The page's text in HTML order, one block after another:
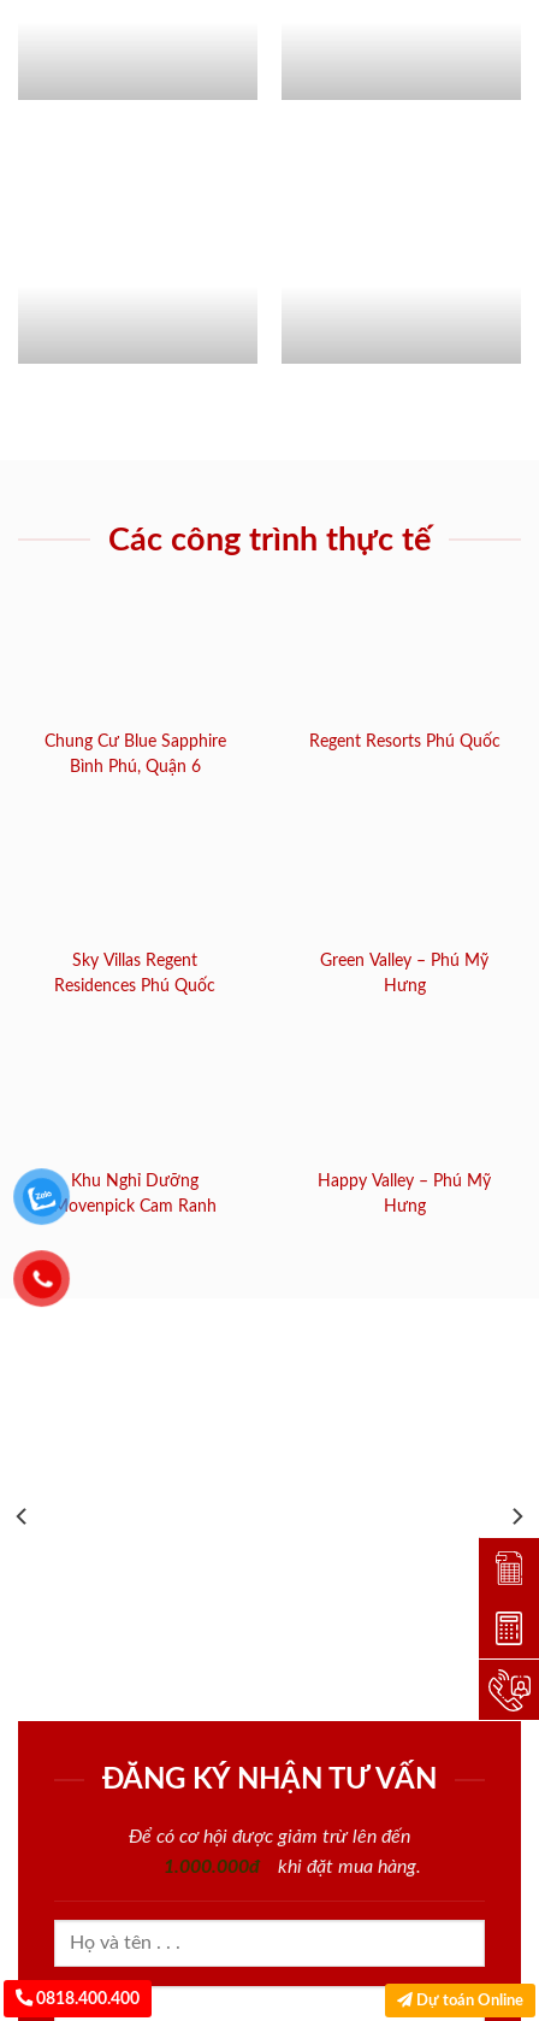
Các công trình thực tế
Chung Cư Blue Sapphire
Bình Phú, Quận 6
Regent Resorts Phú Quốc
Sky Villas Regent
Residences Phú Quốc
Green Valley – Phú Mỹ
Hưng
Khu Nghỉ Dưỡng
Movenpick Cam Ranh
Happy Valley – Phú Mỹ
Hưng
ĐĂNG KÝ NHẬN TƯ VẤN
Để có cơ hội được giảm trừ lên đến
1.000.000đ
khi đặt mua hàng.
0818.400.400 Dự toán Online
Đặt
Dự